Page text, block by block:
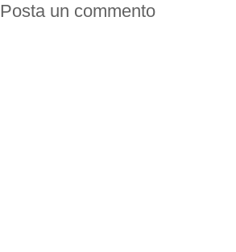
Posta un commento